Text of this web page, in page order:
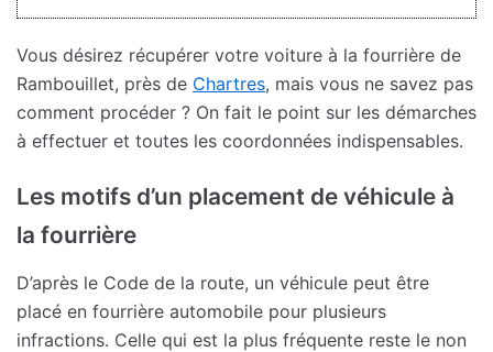
Vous désirez récupérer votre voiture à la fourrière de
Rambouillet, près de Chartres, mais vous ne savez pas
comment procéder ? On fait le point sur les démarches
à effectuer et toutes les coordonnées indispensables.
Les motifs d’un placement de véhicule à
la fourrière
D’après le Code de la route, un véhicule peut être
placé en fourrière automobile pour plusieurs
infractions. Celle qui est la plus fréquente reste le non